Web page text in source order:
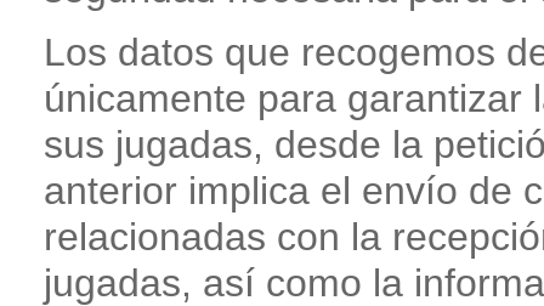
Los datos que recogemos
únicamente para garantizar
sus jugadas, desde la
anterior implica el envío de
relacionadas con la
jugadas, así como la